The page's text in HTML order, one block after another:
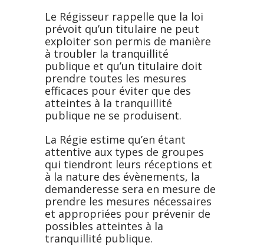
Le Régisseur rappelle que la loi
prévoit qu’un titulaire ne peut
exploiter son permis de manière
à troubler la tranquillité
publique et qu’un titulaire doit
prendre toutes les mesures
efficaces pour éviter que des
atteintes à la tranquillité
publique ne se produisent.
La Régie estime qu’en étant
attentive aux types de groupes
qui tiendront leurs réceptions et
à la nature des évènements, la
demanderesse sera en mesure de
prendre les mesures nécessaires
et appropriées pour prévenir de
possibles atteintes à la
tranquillité publique.